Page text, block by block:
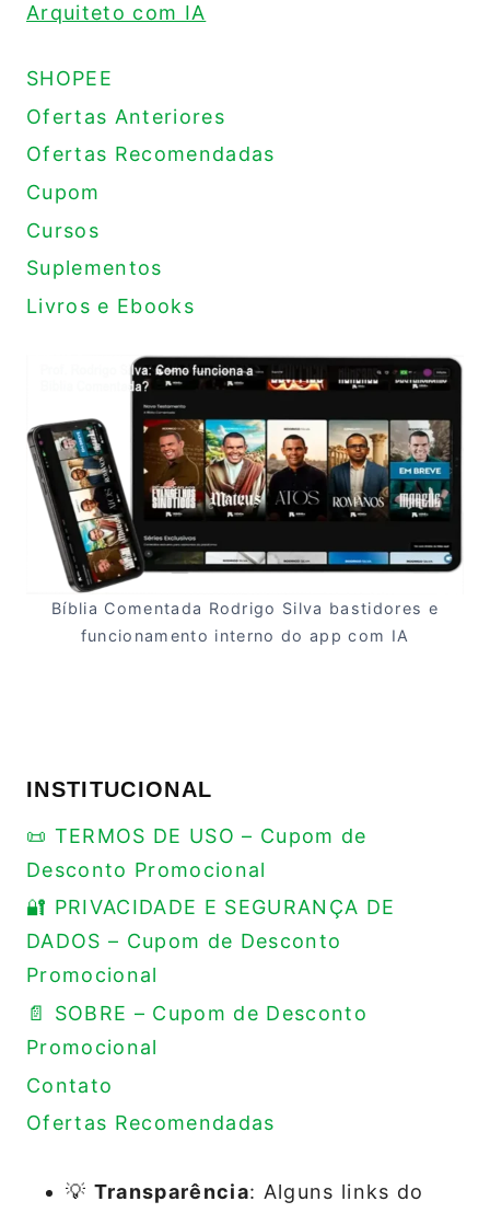
Arquiteto com IA
SHOPEE
Ofertas Anteriores
Ofertas Recomendadas
Cupom
Cursos
Suplementos
Livros e Ebooks
Bíblia Comentada Rodrigo Silva bastidores e
funcionamento interno do app com IA
INSTITUCIONAL
📜 TERMOS DE USO – Cupom de
Desconto Promocional
🔐 PRIVACIDADE E SEGURANÇA DE
DADOS – Cupom de Desconto
Promocional
📄 SOBRE – Cupom de Desconto
Promocional
Contato
Ofertas Recomendadas
💡 Transparência: Alguns links do